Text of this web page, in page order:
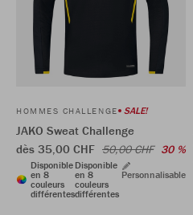
HOMMES CHALLENGE SALE!
JAKO Sweat Challenge
dès 35,00 CHF 50,00 CHF 30 %
Disponible
en 8
couleurs
différentes
Disponible
en 8
couleurs
différentes
Personnalisable